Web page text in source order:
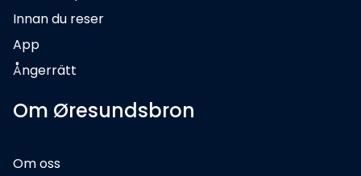
Innan du reser
App
Ångerrätt
Om Øresundsbron
Om oss